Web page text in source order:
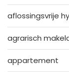
aflossingsvrije
agrarisch
appartement